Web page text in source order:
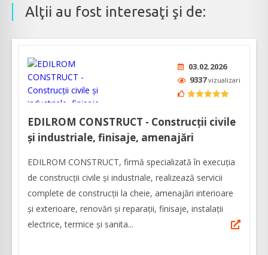
Alţii au fost interesaţi şi de:
03.02.2026
9337vizualizari
EDILROM CONSTRUCT - Construcții civile
și industriale, finisaje, amenajări
EDILROM CONSTRUCT, firmă specializată în execuția
de construcții civile și industriale, realizează servicii
complete de construcții la cheie, amenajări interioare
şi exterioare, renovări şi reparaţii, finisaje, instalaţii
electrice, termice şi sanita...